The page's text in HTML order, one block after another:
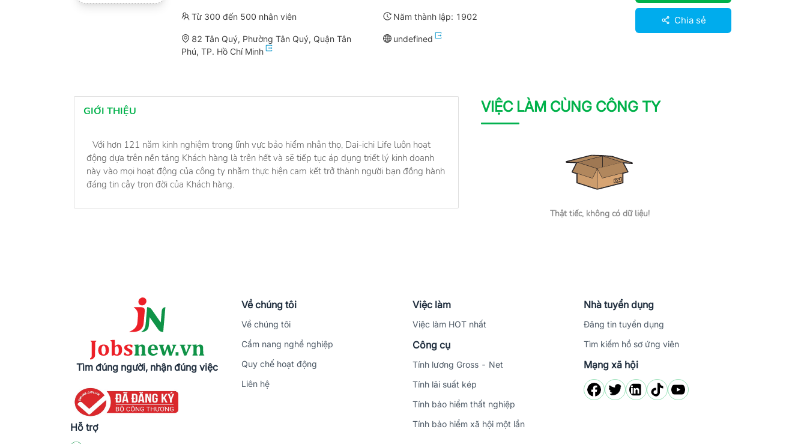
Từ 300 đến 500 nhân viên Năm thành lập: 1902
82 Tân Quý, Phường Tân Quý, Quận Tân
Phú, TP. Hồ Chí Minh
undefined
Chia sẻ
GIỚI THIỆU
Với hơn 121 năm kinh nghiệm trong lĩnh vực bảo hiểm nhân thọ, Dai-ichi Life luôn hoạt
động dựa trên nền tảng Khách hàng là trên hết và sẽ tiếp tục áp dụng triết lý kinh doanh
này vào mọi hoạt động của công ty nhằm thực hiện cam kết trở thành người bạn đồng hành
đáng tin cậy trọn đời của Khách hàng.
VIỆC LÀM CÙNG CÔNG TY
Thật tiếc, không có dữ liệu!
Tìm đúng người, nhận đúng việc
Hỗ trợ
Về chúng tôi
Về chúng tôi
Cẩm nang nghề nghiệp
Quy chế hoạt động
Liên hệ
Việc làm
Việc làm HOT nhất
Công cụ
Tính lương Gross - Net
Tính lãi suất kép
Tính bảo hiểm thất nghiệp
Tính bảo hiểm xã hội một lần
Nhà tuyển dụng
Đăng tin tuyển dụng
Tìm kiếm hồ sơ ứng viên
Mạng xã hội